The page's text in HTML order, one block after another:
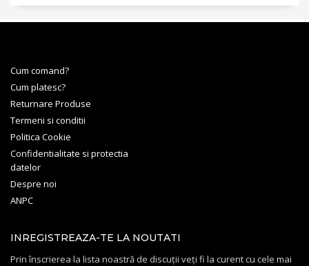
Cum comand?
Cum platesc?
Returnare Produse
Termeni si conditii
Politica Cookie
Confidentialitate si protectia
datelor
Despre noi
ANPC
INREGISTREAZA-TE LA NOUTATI
Prin înscrierea la lista noastră de discuții veți fi la curent cu cele mai